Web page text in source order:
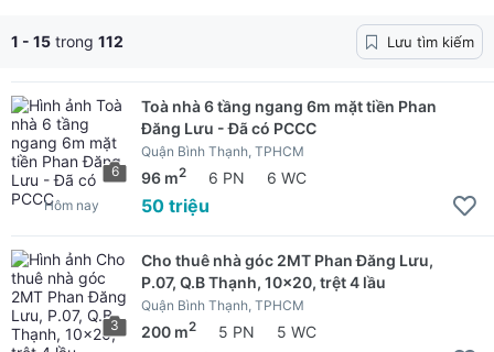
1 - 15 trong 112 Lưu tìm kiếm
6
Toà nhà 6 tầng ngang 6m mặt tiền Phan
Đăng Lưu - Đã có PCCC
Quận Bình Thạnh, TPHCM
96 m2 6 PN 6 WC
50 triệu
Hôm nay
3
Cho thuê nhà góc 2MT Phan Đăng Lưu,
P.07, Q.B Thạnh, 10x20, trệt 4 lầu
Quận Bình Thạnh, TPHCM
200 m2 5 PN 5 WC